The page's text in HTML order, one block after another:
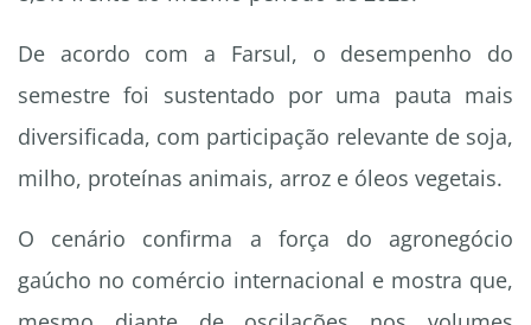
De acordo com a Farsul, o desempenho do
semestre foi sustentado por uma pauta mais
diversificada, com participação relevante de soja,
milho, proteínas animais, arroz e óleos vegetais.
O cenário confirma a força do agronegócio
gaúcho no comércio internacional e mostra que,